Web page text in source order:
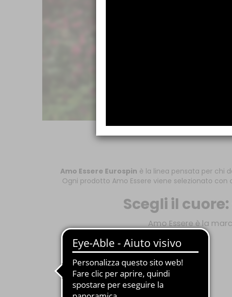
Amo Essere Eurospin è la linea pensata per chi
Ogni prodotto Amo Essere viene selezionato
Scegli il
Amo Essere è la